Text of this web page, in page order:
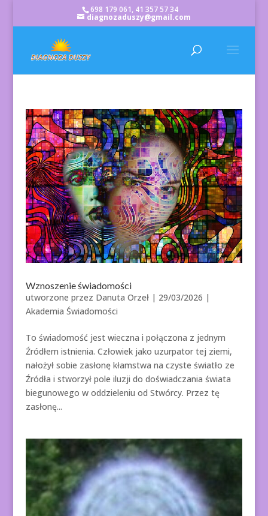
698 179 061, 41 357 57 34
diagnozaduszy@gmail.com
Wznoszenie świadomości
utworzone przez Danuta Orzeł| 29/03/2026 |
Akademia Świadomości
To świadomość jest wieczna i połączona z jednym
Źródłem istnienia. Człowiek jako uzurpator tej ziemi,
nałożył sobie zasłonę kłamstwa na czyste światło ze
Źródła i stworzył pole iluzji do doświadczania świata
biegunowego w oddzieleniu od Stwórcy. Przez tę
zasłonę...